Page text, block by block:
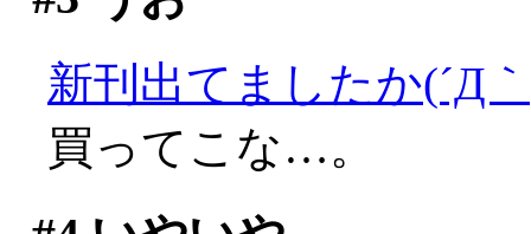
新刊出てましたか(´Д
買ってこな…。